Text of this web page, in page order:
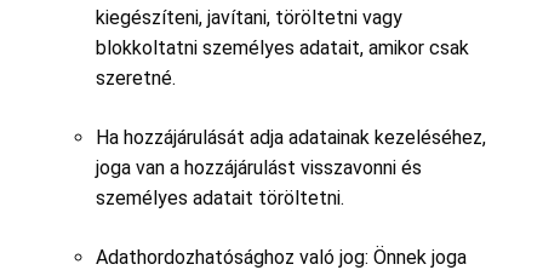
kiegészíteni, javítani, töröltetni vagy
blokkoltatni személyes adatait, amikor csak
szeretné.
Ha hozzájárulását adja adatainak kezeléséhez,
joga van a hozzájárulást visszavonni és
személyes adatait töröltetni.
Adathordozhatósághoz való jog: Önnek joga